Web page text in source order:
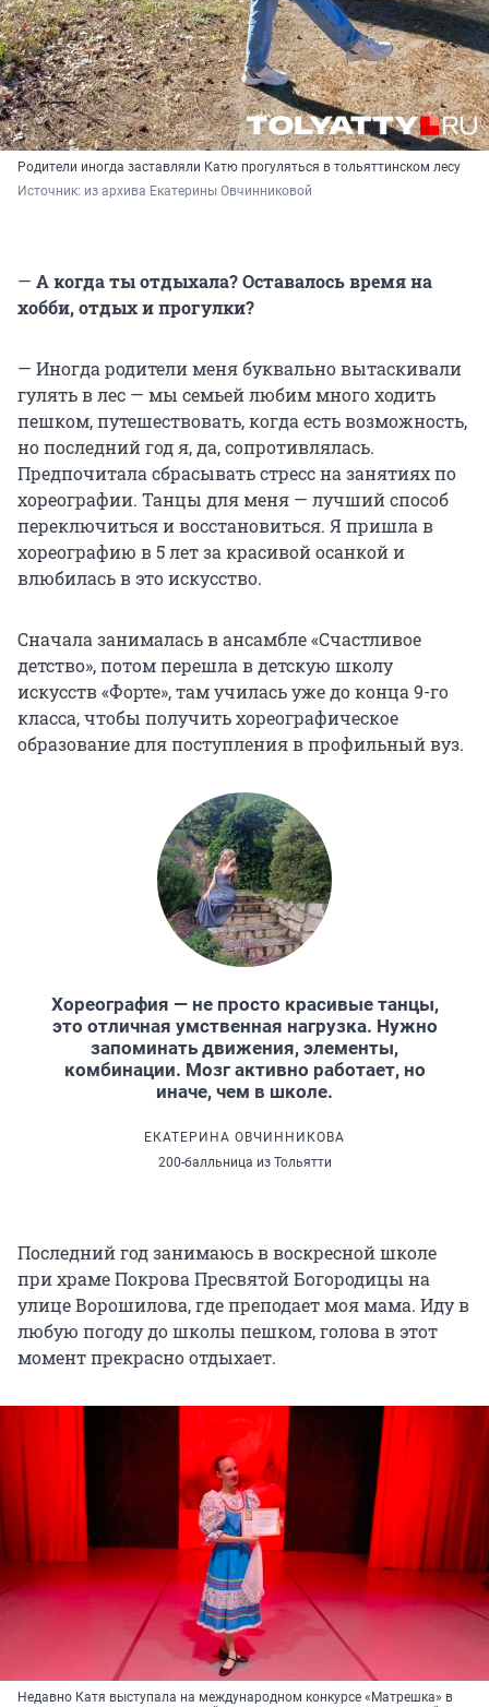
Родители иногда заставляли Катю прогуляться в тольяттинском лесу
Источник: из архива Екатерины Овчинниковой
— А когда ты отдыхала? Оставалось время на
хобби, отдых и прогулки?
— Иногда родители меня буквально вытаскивали
гулять в лес — мы семьей любим много ходить
пешком, путешествовать, когда есть возможность,
но последний год я, да, сопротивлялась.
Предпочитала сбрасывать стресс на занятиях по
хореографии. Танцы для меня — лучший способ
переключиться и восстановиться. Я пришла в
хореографию в 5 лет за красивой осанкой и
влюбилась в это искусство.
Сначала занималась в ансамбле «Счастливое
детство», потом перешла в детскую школу
искусств «Форте», там училась уже до конца 9-го
класса, чтобы получить хореографическое
образование для поступления в профильный вуз.
Хореография — не просто красивые танцы,
это отличная умственная нагрузка. Нужно
запоминать движения, элементы,
комбинации. Мозг активно работает, но
иначе, чем в школе.
ЕКАТЕРИНА ОВЧИННИКОВА
200-балльница из Тольятти
Последний год занимаюсь в воскресной школе
при храме Покрова Пресвятой Богородицы на
улице Ворошилова, где преподает моя мама. Иду в
любую погоду до школы пешком, голова в этот
момент прекрасно отдыхает.
Недавно Катя выступала на международном конкурсе «Матрешка» в